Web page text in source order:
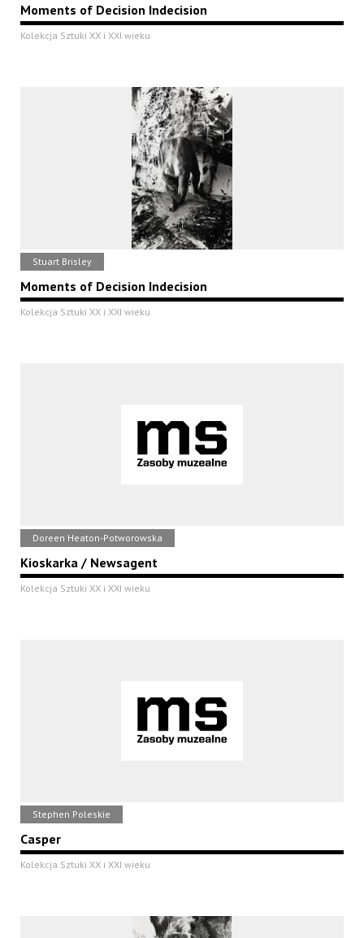
Moments of Decision Indecision
Kolekcja Sztuki XX i XXI wieku
Stuart Brisley
Moments of Decision Indecision
Kolekcja Sztuki XX i XXI wieku
Doreen Heaton-Potworowska
Kioskarka / Newsagent
Kolekcja Sztuki XX i XXI wieku
Stephen Poleskie
Casper
Kolekcja Sztuki XX i XXI wieku